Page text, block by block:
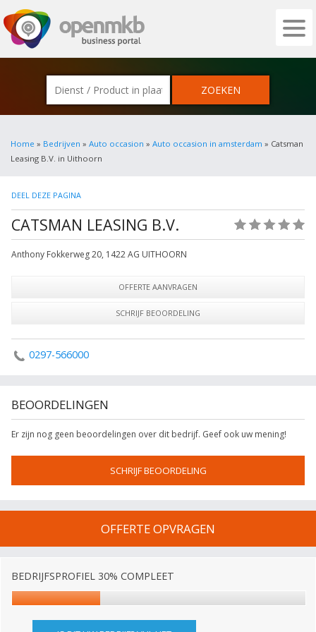
OPENMKB - DE ZAKELIJKE PORTAL
Home » Bedrijven » Auto occasion » Auto occasion in amsterdam » Catsman
Leasing B.V. in Uithoorn
DEEL DEZE PAGINA
CATSMAN LEASING B.V.
Anthony Fokkerweg 20, 1422 AG UITHOORN
OFFERTE AANVRAGEN
SCHRIJF BEOORDELING
0297-566000
BEOORDELINGEN
Er zijn nog geen beoordelingen over dit bedrijf. Geef ook uw mening!
SCHRIJF BEOORDELING
OFFERTE OPVRAGEN
BEDRIJFSPROFIEL 30% COMPLEET